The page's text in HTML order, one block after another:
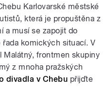
Karlovarské městské
která je propuštěna z
a musí se zapojit do
komických situací. V
Malátný, frontmen skupiny
z mnoha pražských
divadla v Chebu přijďte